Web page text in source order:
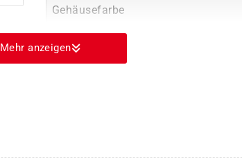
Gehäusefarbe
Mehr anzeigen